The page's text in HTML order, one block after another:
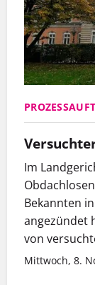
Im
Bekannten
angezündet
von
Mittwoch, 8.